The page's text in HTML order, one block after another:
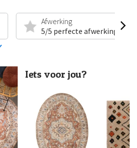
Afwerking
5/5 perfecte afwerking
Iets voor jou?